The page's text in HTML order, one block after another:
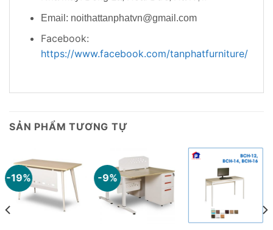
Email: noithattanphatvn@gmail.com
Facebook:
https://www.facebook.com/tanphatfurniture/
SẢN PHẨM TƯƠNG TỰ
-19% -9%